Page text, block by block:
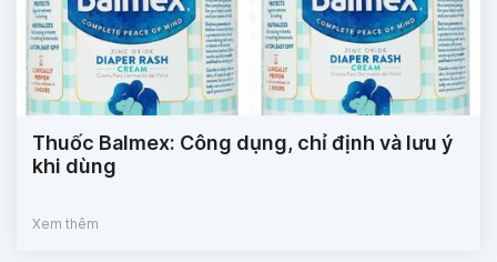
Thuốc Balmex: Công dụng, chỉ định và lưu ý
khi dùng
Xem thêm